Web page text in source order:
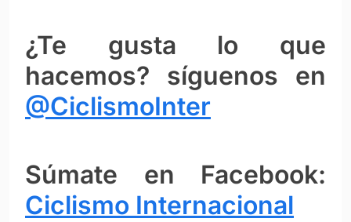
¿Te gusta lo que
hacemos? síguenos en
@CiclismoInter
Súmate en Facebook:
Ciclismo Internacional